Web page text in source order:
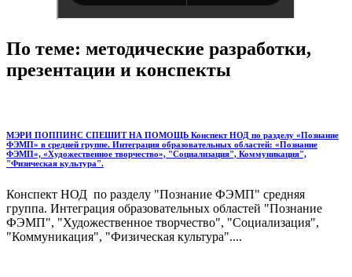
По теме: методические разработки,
презентации и конспекты
МЭРИ ПОППИНС СПЕШИТ НА ПОМОЩЬ Конспект НОД по разделу «Познание
ФЭМП» в средней группе. Интеграция образовательных областей: «Познание
ФЭМП», «Художественное творчество», "Социализация", Коммуникация",
"Физическая культура".
Конспект НОД по разделу "Познание ФЭМП" средняя
группа. Интеграция образовательных областей "Познание
ФЭМП", "Художественное творчество", "Социализация",
"Коммуникация", "Физическая культура"....